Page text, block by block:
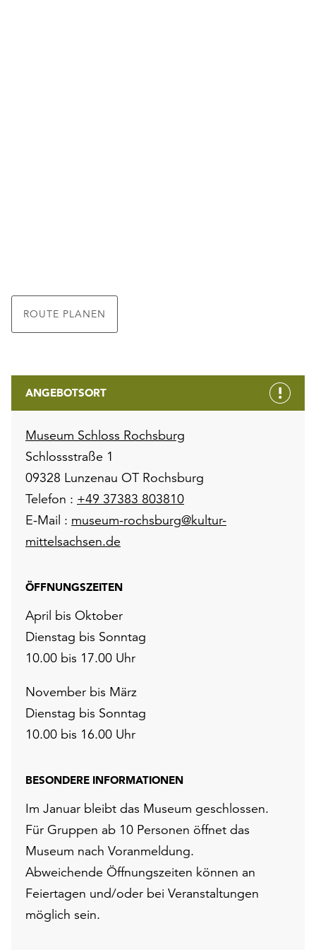
ROUTE PLANEN
ANGEBOTSORT
Museum Schloss Rochsburg
Schlossstraße 1
09328 Lunzenau OT Rochsburg
Telefon : +49 37383 803810
E-Mail : museum-rochsburg@kultur-
mittelsachsen.de
ÖFFNUNGSZEITEN
April bis Oktober
Dienstag bis Sonntag
10.00 bis 17.00 Uhr
November bis März
Dienstag bis Sonntag
10.00 bis 16.00 Uhr
BESONDERE INFORMATIONEN
Im Januar bleibt das Museum geschlossen.
Für Gruppen ab 10 Personen öffnet das
Museum nach Voranmeldung.
Abweichende Öffnungszeiten können an
Feiertagen und/oder bei Veranstaltungen
möglich sein.